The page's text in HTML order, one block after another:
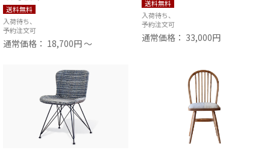
送料無料
入荷待ち、
予約注文可
通常価格： 18,700円 ～
送料無料
入荷待ち、
予約注文可
通常価格： 33,000円